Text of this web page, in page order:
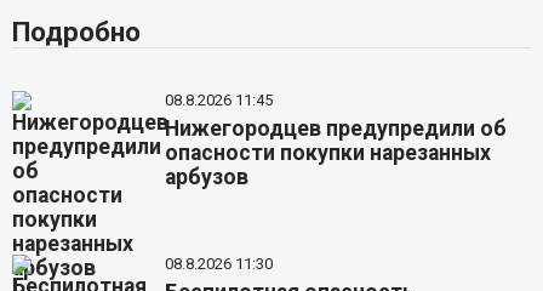
Подробно
08.8.2026 11:45
Нижегородцев предупредили об
опасности покупки нарезанных
арбузов
08.8.2026 11:30